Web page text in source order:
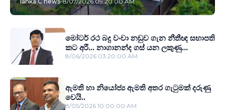
මෝටර් රථ බදු වංචා නඩුව ගැන නීතීඥ සභාපති
කට අරී... නාගානන්ද ගස් යන ලකුණු...
8/06/2026 03:20:00 AM
ඇමති හා නියෝජ්‍ය ඇමති අතර ගැටුමක් දරුණු
වෙයි..
8/05/2026 10:00:00 AM